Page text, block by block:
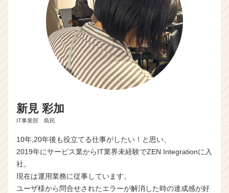
新見 彩加
IT事業部 島民
10年,20年後も役立てる仕事がしたい！と思い、
2019年にサービス業からIT業界未経験でZEN Integrationに入
社。
現在は運用業務に従事しています。
ユーザ様から問合せされたエラーが解消した時の達成感が好